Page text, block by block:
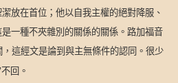
放在首位；他以自我主權的絕對降服、
一種不夾雜別的關係的關係。路加福音
這經文是論到與主無條件的認同。很少
回。